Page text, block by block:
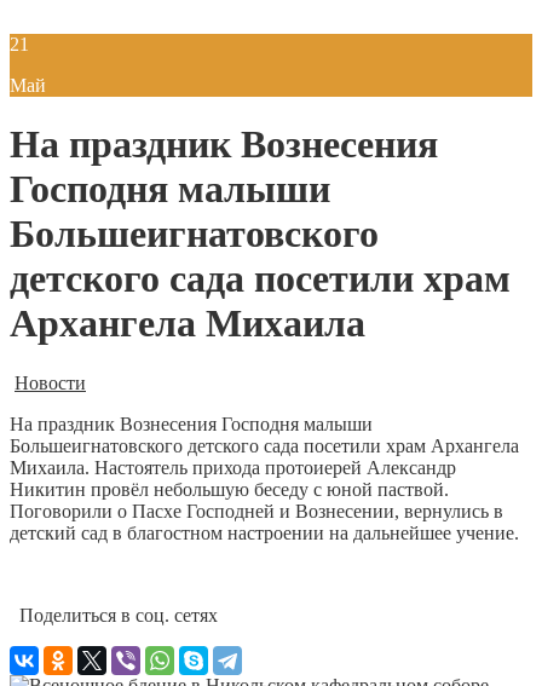
21
Май
На праздник Вознесения
Господня малыши
Большеигнатовского
детского сада посетили храм
Архангела Михаила
Новости
На праздник Вознесения Господня малыши
Большеигнатовского детского сада посетили храм Архангела
Михаила. Настоятель прихода протоиерей Александр
Никитин провёл небольшую беседу с юной паствой.
Поговорили о Пасхе Господней и Вознесении, вернулись в
детский сад в благостном настроении на дальнейшее учение.
Поделиться в соц. сетях